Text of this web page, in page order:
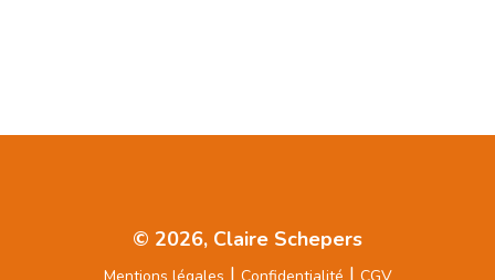
© 2026, Claire Schepers